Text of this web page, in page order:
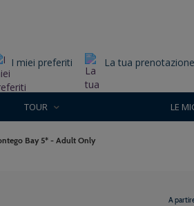
I miei preferiti La tua prenotazione
TOUR LE
Bay 5* - Adult Only
A